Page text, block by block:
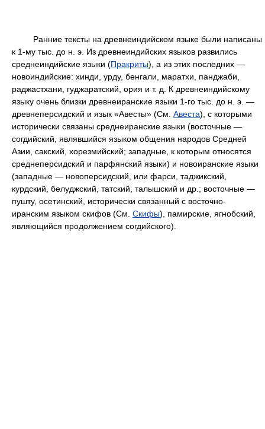
Ранние тексты на древнеиндийском языке были написаны
к 1-му тыс. до н. э. Из древнеиндийских языков развились
среднеиндийские языки (Пракриты), а из этих последних —
новоиндийские: хинди, урду, бенгали, маратхи, панджаби,
раджастхани, гуджаратский, ория и т. д. К древнеиндийскому
языку очень близки древнеиранские языки 1-го тыс. до н. э. —
древнеперсидский и язык «Авесты» (См. Авеста), с которыми
исторически связаны среднеиранские языки (восточные —
согдийский, являвшийся языком общения народов Средней
Азии, сакский, хорезмийский; западные, к которым относятся
среднеперсидский и парфянский языки) и новоиранские языки
(западные — новоперсидский, или фарси, таджикский,
курдский, белуджский, татский, талышский и др.; восточные —
пушту, осетинский, исторически связанный с восточно-
иранским языком скифов (См. Скифы), памирские, ягнобский,
являющийся продолжением согдийского).